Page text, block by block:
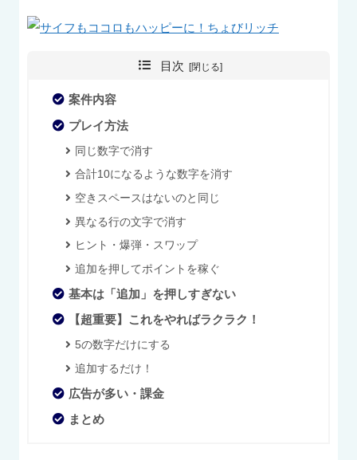
目次
案件内容
プレイ方法
同じ数字で消す
合計10になるような数字を消す
空きスペースはないのと同じ
異なる行の文字で消す
ヒント・爆弾・スワップ
追加を押してポイントを稼ぐ
基本は「追加」を押しすぎない
【超重要】これをやればラクラク！
5の数字だけにする
追加するだけ！
広告が多い・課金
まとめ